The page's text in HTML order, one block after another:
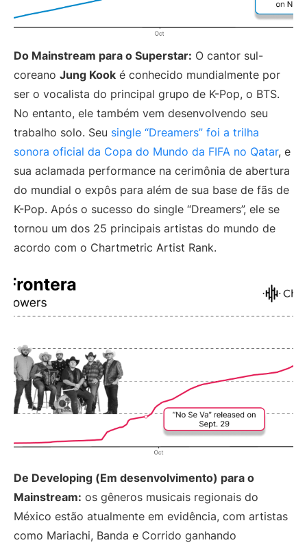
Do Mainstream para o Superstar: O cantor sul-
coreano Jung Kook é conhecido mundialmente por
ser o vocalista do principal grupo de K-Pop, o BTS.
No entanto, ele também vem desenvolvendo seu
trabalho solo. Seu single “Dreamers” foi a trilha
sonora oficial da Copa do Mundo da FIFA no Qatar, e
sua aclamada performance na cerimônia de abertura
do mundial o expôs para além de sua base de fãs de
K-Pop. Após o sucesso do single “Dreamers”, ele se
tornou um dos 25 principais artistas do mundo de
acordo com o Chartmetric Artist Rank.
De Developing (Em desenvolvimento) para o
Mainstream: os gêneros musicais regionais do
México estão atualmente em evidência, com artistas
como Mariachi, Banda e Corrido ganhando